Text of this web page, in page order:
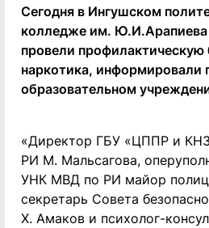
Сегодня в Ингушском
колледже им. Ю.И.Арапиева
провели профилактическую
наркотика, информировали
образовательном
«Директор ГБУ «ЦППР и
РИ М. Мальсагова,
УНК МВД по РИ майор
секретарь Совета
Х. Амаков и психолог-